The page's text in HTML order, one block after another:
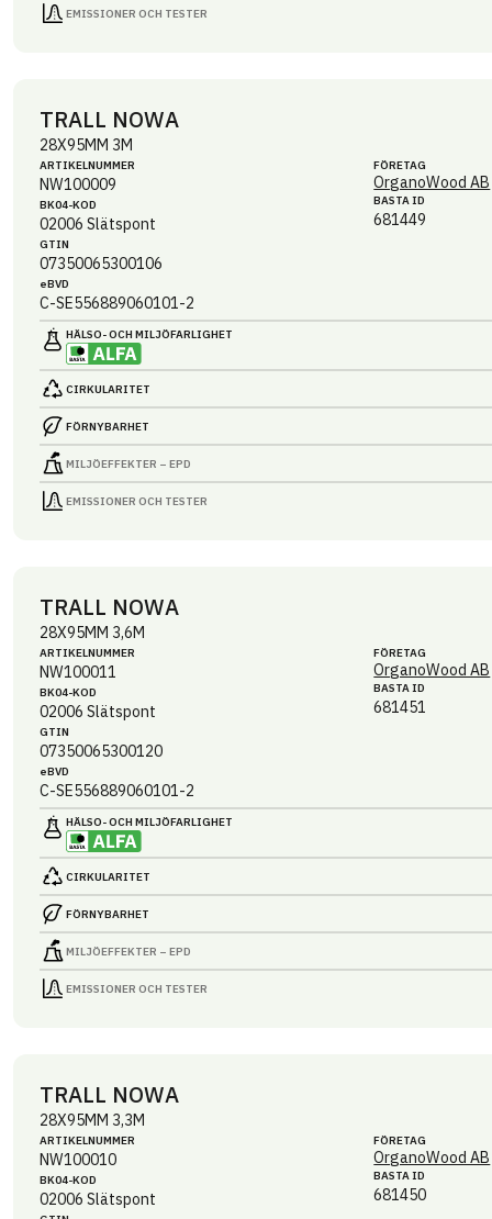
EMISSIONER OCH TESTER
TRALL NOWA
28X95MM 3M
ARTIKEL­NUMMER
NW100009
BK04-KOD
02006 Slätspont
GTIN
07350065300106
eBVD
C-SE556889060101-2
FÖRETAG
OrganoWood AB
BASTA ID
681449
HÄLSO- OCH MILJÖ­FARLIGHET
CIRKULARITET
FÖRNYBARHET
MILJÖEFFEKTER – EPD
EMISSIONER OCH TESTER
TRALL NOWA
28X95MM 3,6M
ARTIKEL­NUMMER
NW100011
BK04-KOD
02006 Slätspont
GTIN
07350065300120
eBVD
C-SE556889060101-2
FÖRETAG
OrganoWood AB
BASTA ID
681451
HÄLSO- OCH MILJÖ­FARLIGHET
CIRKULARITET
FÖRNYBARHET
MILJÖEFFEKTER – EPD
EMISSIONER OCH TESTER
TRALL NOWA
28X95MM 3,3M
ARTIKEL­NUMMER
NW100010
BK04-KOD
02006 Slätspont
FÖRETAG
OrganoWood AB
BASTA ID
681450